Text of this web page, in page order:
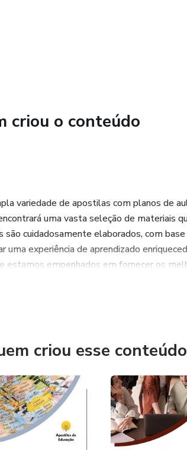
e gabarito. Um conteúdo prático,
criou o conteúdo
variedade de apostilas com planos de
uma vasta seleção de materiais
cuidadosamente elaborados, com
uma experiência de aprendizado
estamos empenhados em fornecer os
criou esse conteúdo